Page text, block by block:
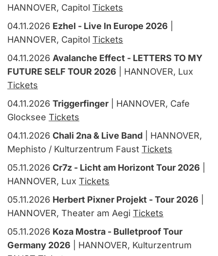
HANNOVER, Capitol Tickets
04.11.2026 Ezhel - Live In Europe 2026
HANNOVER, Capitol Tickets
04.11.2026 Avalanche Effect - LETTERS TO MY
FUTURE SELF TOUR 2026 | HANNOVER, Lux
Tickets
04.11.2026 Triggerfinger | HANNOVER, Cafe
Glocksee Tickets
04.11.2026 Chali 2na & Live Band | HANNOVER,
Mephisto / Kulturzentrum Faust Tickets
05.11.2026 Cr7z - Licht am Horizont Tour 2026
HANNOVER, Lux Tickets
05.11.2026 Herbert Pixner Projekt - Tour 2026
HANNOVER, Theater am Aegi Tickets
05.11.2026 Koza Mostra - Bulletproof Tour
Germany 2026 | HANNOVER, Kulturzentrum